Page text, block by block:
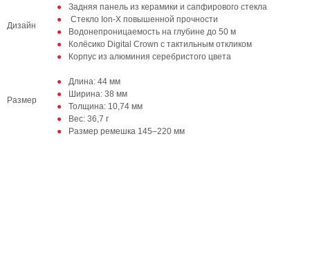
Дизайн
Задняя панель из керамики и сапфирового стекла
Стекло Ion-X повышенной прочности
Водонепроницаемость на глубине до 50 м
Колёсико Digital Crown с тактильным откликом
Корпус из алюминия серебристого цвета
Размер
Длина: 44 мм
Ширина: 38 мм
Толщина: 10,74 мм
Вес: 36,7 г
Размер ремешка 145–220 мм